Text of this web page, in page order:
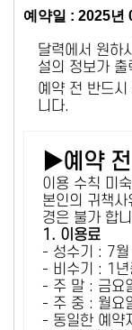
예약일 : 2025년
달력에서 원하
설의 정보가 출
예약 전 반드
니다.
▶예약
이용 수칙 미
본인의 귀책
경은 불가 합
1. 이용료
- 성수기 : 7
- 비수기 : 1년
- 주 말 : 금요
- 주 중 : 월요
- 동일한 예약